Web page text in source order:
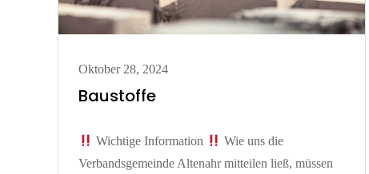
Posted
on
Oktober 28, 2024
Baustoffe
Wichtige Information
Wie uns die
Verbandsgemeinde Altenahr mitteilen ließ, müssen